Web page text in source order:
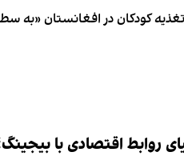
کودکان در افغانستان «به
روابط اقتصادی با